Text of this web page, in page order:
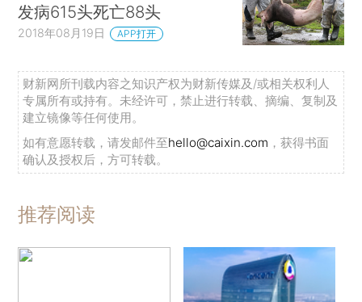
发病615头死亡88头
2018年08月19日 APP打开
财新网所刊载内容之知识产权为财新传媒及/或相关权利人
专属所有或持有。未经许可，禁止进行转载、摘编、复制及
建立镜像等任何使用。
如有意愿转载，请发邮件至hello@caixin.com ，获得书面
确认及授权后，方可转载。
推荐阅读